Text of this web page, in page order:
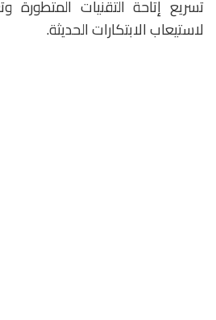
تسريع إتاحة التقنيات المتطورة
لاستيعاب الابتكارات الحديثة.